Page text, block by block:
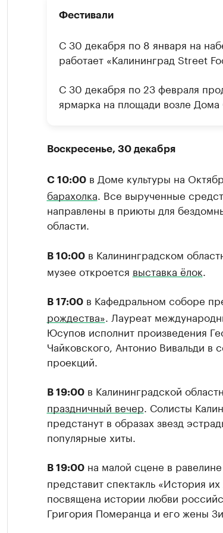
Фестивали
С 30 декабря по 8 января на
работает «Калининград Street
С 30 декабря по 23 февраля
ярмарка на площади возле Дома
Воскресенье, 30 декабря
С 10:00в Доме культуры на
барахолка . Все вырученные
направлены в приюты для
области.
В 10:00в Калининградском
музее откроется выставка ёлок
В 17:00в Кафедральном соборе
рождества» . Лауреат
Юсупов исполнит произведения
Чайковского, Антонио Вивальди
проекций.
В 19:00в Калининградской
праздничный вечер . Солисты
предстанут в образах звезд
популярные хиты.
В 19:00на малой сцене в
представит спектакль «История
посвящена истории любви
Григория Померанца и его жены